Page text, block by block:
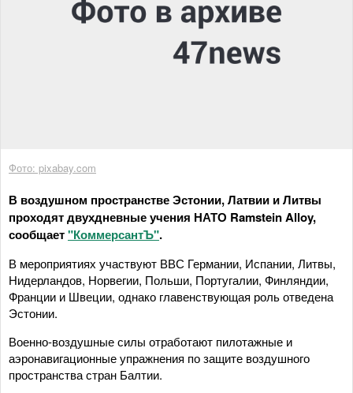
Фото: pixabay.com
В воздушном пространстве Эстонии, Латвии и Литвы
проходят двухдневные учения НАТО Ramstein Alloy,
сообщает"КоммерсантЪ".
В мероприятиях участвуют ВВС Германии, Испании, Литвы,
Нидерландов, Норвегии, Польши, Португалии, Финляндии,
Франции и Швеции, однако главенствующая роль отведена
Эстонии.
Военно-воздушные силы отработают пилотажные и
аэронавигационные упражнения по защите воздушного
пространства стран Балтии.